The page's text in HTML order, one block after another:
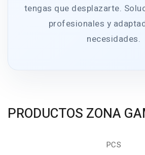
tengas que desplazarte.
profesionales y
necesidades.
PRODUCTOS ZONA
PCS